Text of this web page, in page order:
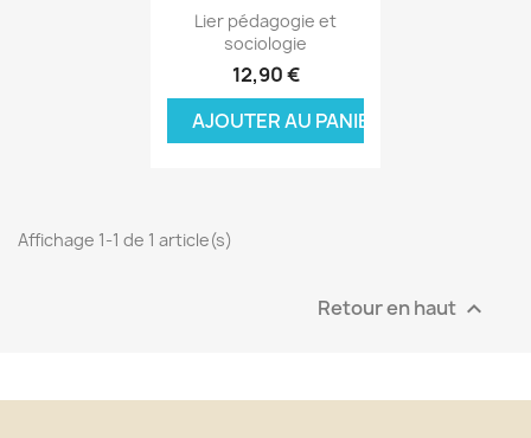
Aperçu rapide
Lier pédagogie et
sociologie
12,90 €
AJOUTER AU PANIER
Affichage 1-1 de 1 article(s)
Retour en haut 